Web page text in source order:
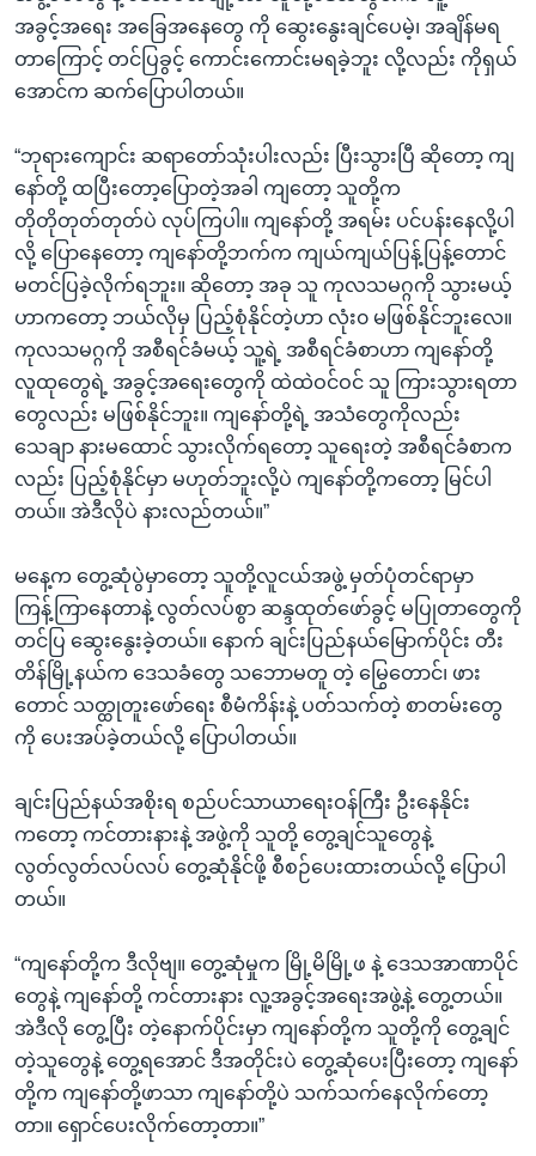
အခွင့်အရေး အခြေအနေတွေ ကို ဆွေးနွေးချင်ပေမဲ့၊ အချိန်မရ
တာကြောင့် တင်ပြခွင့် ကောင်းကောင်းမရခဲ့ဘူး လို့လည်း ကိုရှယ်
အောင်က ဆက်ပြောပါတယ်။
“ဘုရားကျောင်း ဆရာတော်သုံးပါးလည်း ပြီးသွားပြီ ဆိုတော့ ကျ
နော်တို့ ထပြီးတော့ပြောတဲ့အခါ ကျတော့ သူတို့က
တိုတိုတုတ်တုတ်ပဲ လုပ်ကြပါ။ ကျနော်တို့ အရမ်း ပင်ပန်းနေလို့ပါ
လို့ ပြောနေတော့ ကျနော်တို့ဘက်က ကျယ်ကျယ်ပြန့်ပြန့်တောင်
မတင်ပြခဲ့လိုက်ရဘူး။ ဆိုတော့ အခု သူ ကုလသမဂ္ဂကို သွားမယ့်
ဟာကတော့ ဘယ်လိုမှ ပြည့်စုံနိုင်တဲ့ဟာ လုံး၀ မဖြစ်နိုင်ဘူးလေ။
ကုလသမဂ္ဂကို အစီရင်ခံမယ့် သူ့ရဲ့ အစီရင်ခံစာဟာ ကျနော်တို့
လူထုတွေရဲ့ အခွင့်အရေးတွေကို ထဲထဲဝင်ဝင် သူ ကြားသွားရတာ
တွေလည်း မဖြစ်နိုင်ဘူး။ ကျနော်တို့ရဲ့ အသံတွေကိုလည်း
သေချာ နားမထောင် သွားလိုက်ရတော့ သူရေးတဲ့ အစီရင်ခံစာက
လည်း ပြည့်စုံနိုင်မှာ မဟုတ်ဘူးလို့ပဲ ကျနော်တို့ကတော့ မြင်ပါ
တယ်။ အဲဒီလိုပဲ နားလည်တယ်။”
မနေ့က တွေ့ဆုံပွဲမှာတော့ သူတို့လူငယ်အဖွဲ့ မှတ်ပုံတင်ရာမှာ
ကြန့်ကြာနေတာနဲ့ လွတ်လပ်စွာ ဆန္ဒထုတ်ဖော်ခွင့် မပြုတာတွေကို
တင်ပြ ဆွေးနွေးခဲ့တယ်။ နောက် ချင်းပြည်နယ်မြောက်ပိုင်း တီး
တိန်မြို့နယ်က ဒေသခံတွေ သဘောမတူ တဲ့ မြွေတောင်၊ ဖား
တောင် သတ္ထုတူးဖော်ရေး စီမံကိန်းနဲ့ ပတ်သက်တဲ့ စာတမ်းတွေ
ကို ပေးအပ်ခဲ့တယ်လို့ ပြောပါတယ်။
ချင်းပြည်နယ်အစိုးရ စည်ပင်သာယာရေးဝန်ကြီး ဦးနေနိုင်း
ကတော့ ကင်တားနားနဲ့ အဖွဲ့ကို သူတို့ တွေ့ချင်သူတွေနဲ့
လွတ်လွတ်လပ်လပ် တွေ့ဆုံနိုင်ဖို့ စီစဉ်ပေးထားတယ်လို့ ပြောပါ
တယ်။
“ကျနော်တို့က ဒီလိုဗျ။ တွေ့ဆုံမှုက မြို့မိမြို့ဖ နဲ့ ဒေသအာဏာပိုင်
တွေနဲ့ ကျနော်တို့ ကင်တားနား လူ့အခွင့်အရေးအဖွဲ့နဲ့ တွေ့တယ်။
အဲဒီလို တွေ့ပြီး တဲ့နောက်ပိုင်းမှာ ကျနော်တို့က သူတို့ကို တွေ့ချင်
တဲ့သူတွေနဲ့ တွေ့ရအောင် ဒီအတိုင်းပဲ တွေ့ဆုံပေးပြီးတော့ ကျနော်
တို့က ကျနော်တို့ဖာသာ ကျနော်တို့ပဲ သက်သက်နေလိုက်တော့
တာ။ ရှောင်ပေးလိုက်တော့တာ။”